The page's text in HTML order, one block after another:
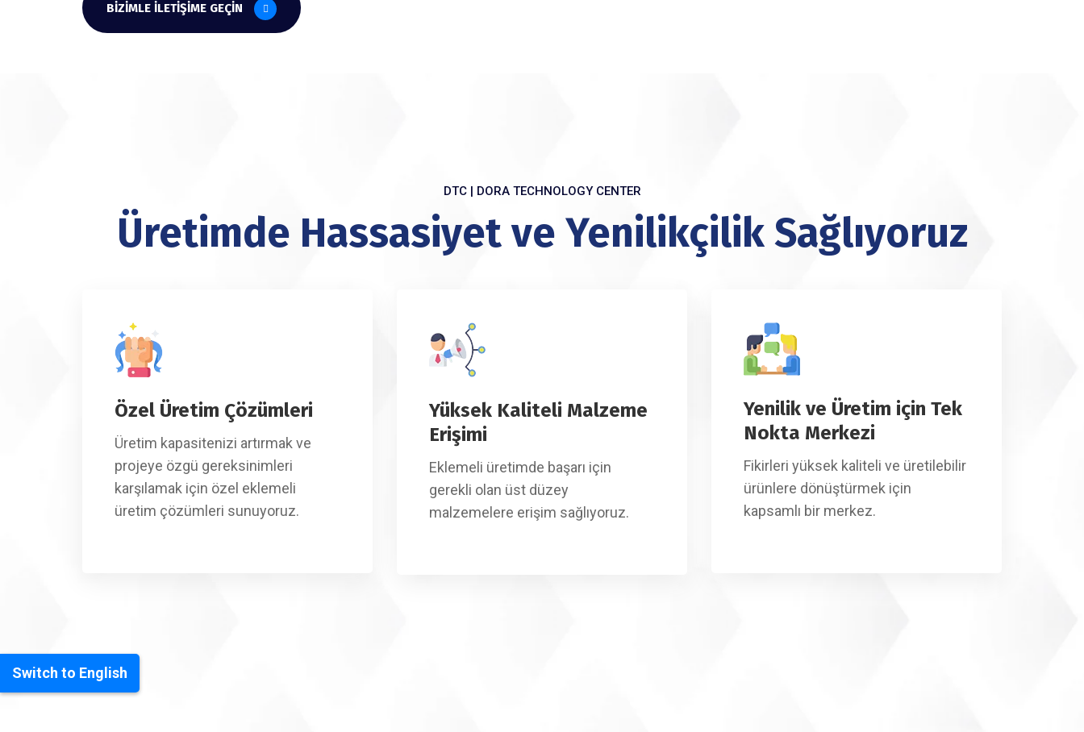
Switch to English
BIZIMLE İLETIŞIME GEÇIN
DTC | DORA TECHNOLOGY CENTER
Üretimde Hassasiyet ve Yenilikçilik Sağlıyoruz
Özel Üretim Çözümleri
Üretim kapasitenizi artırmak ve
projeye özgü gereksinimleri
karşılamak için özel eklemeli
üretim çözümleri sunuyoruz.
Yüksek Kaliteli Malzeme
Erişimi
Eklemeli üretimde başarı için
gerekli olan üst düzey
malzemelere erişim sağlıyoruz.
Yenilik ve Üretim için Tek
Nokta Merkezi
Fikirleri yüksek kaliteli ve üretilebilir
ürünlere dönüştürmek için
kapsamlı bir merkez.